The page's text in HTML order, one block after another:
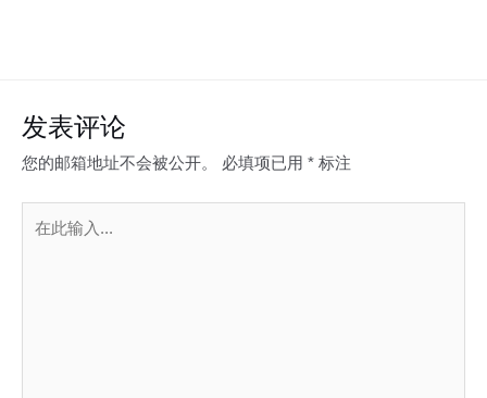
发表评论
您的邮箱地址不会被公开。 必填项已用 * 标注